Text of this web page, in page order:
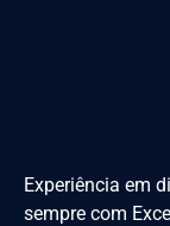
Experiência em
sempre com